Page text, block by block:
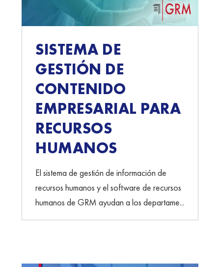
SISTEMA DE
GESTIÓN DE
CONTENIDO
EMPRESARIAL PARA
RECURSOS
HUMANOS
El sistema de gestión de información de
recursos humanos y el software de recursos
humanos de GRM ayudan a los departame...